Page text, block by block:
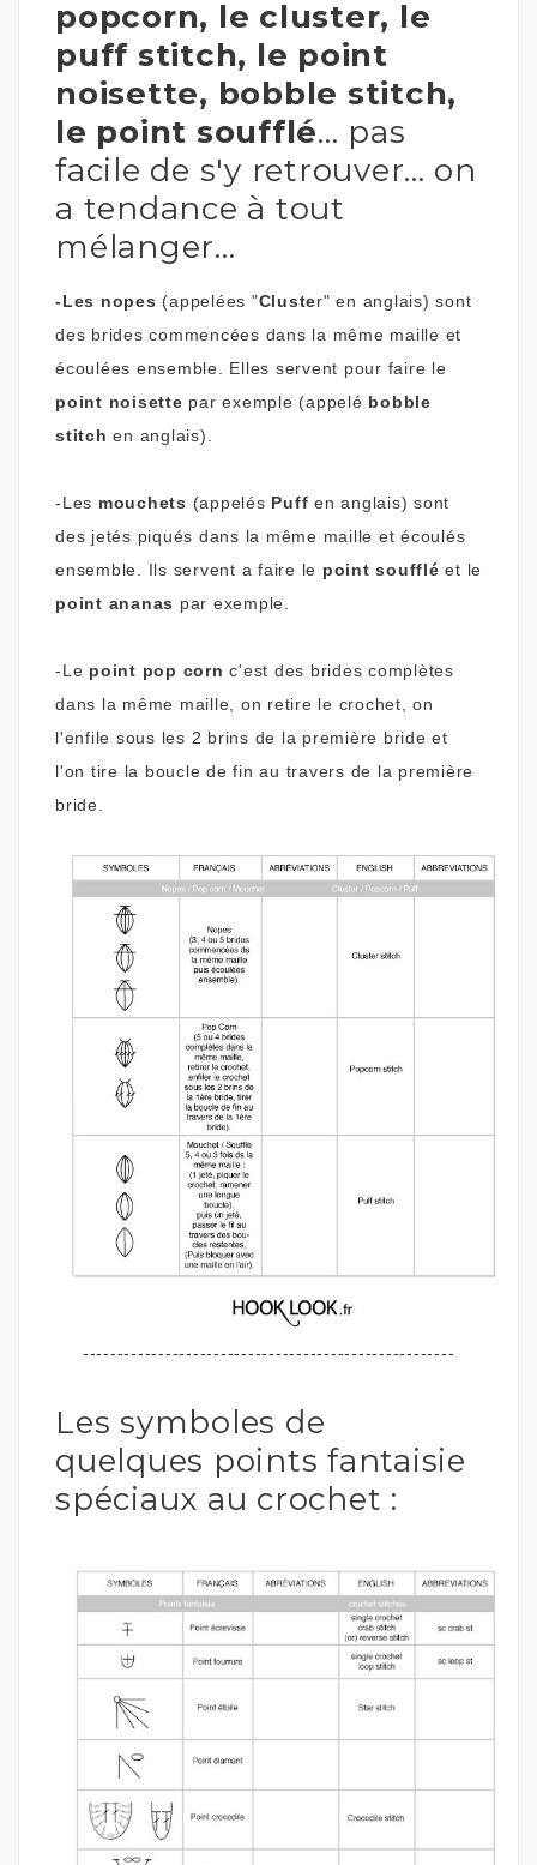
popcorn, le cluster, le
puff stitch, le point
noisette, bobble stitch,
le point soufflé... pas
facile de s'y retrouver... on
a tendance à tout
mélanger...
-Les nopes (appelées "Cluster" en anglais) sont
des brides commencées dans la même maille et
écoulées ensemble. Elles servent pour faire le
point noisette par exemple (appelé bobble
stitch en anglais).
-Les mouchets (appelés Puff en anglais) sont
des jetés piqués dans la même maille et écoulés
ensemble. Ils servent a faire le point soufflé et le
point ananas par exemple.
-Le point pop corn c'est des brides complètes
dans la même maille, on retire le crochet, on
l'enfile sous les 2 brins de la première bride et
l'on tire la boucle de fin au travers de la première
bride.
------------------------------------------------------
Les symboles de
quelques points fantaisie
spéciaux au crochet :